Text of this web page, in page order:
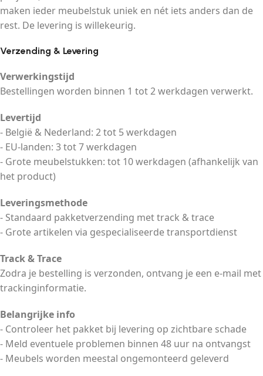
maken ieder meubelstuk uniek en nét iets anders dan de
rest. De levering is willekeurig.
Verzending & Levering
Verwerkingstijd
Bestellingen worden binnen 1 tot 2 werkdagen verwerkt.
Levertijd
- België & Nederland: 2 tot 5 werkdagen
- EU-landen: 3 tot 7 werkdagen
- Grote meubelstukken: tot 10 werkdagen (afhankelijk van
het product)
Leveringsmethode
- Standaard pakketverzending met track & trace
- Grote artikelen via gespecialiseerde transportdienst
Track & Trace
Zodra je bestelling is verzonden, ontvang je een e-mail met
trackinginformatie.
Belangrijke info
- Controleer het pakket bij levering op zichtbare schade
- Meld eventuele problemen binnen 48 uur na ontvangst
- Meubels worden meestal ongemonteerd geleverd